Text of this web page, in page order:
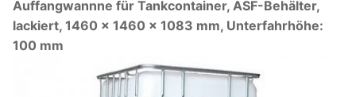
Auffangwannne für Tankcontainer, ASF-Behälter,
lackiert, 1460 x 1460 x 1083 mm, Unterfahrhöhe:
100 mm